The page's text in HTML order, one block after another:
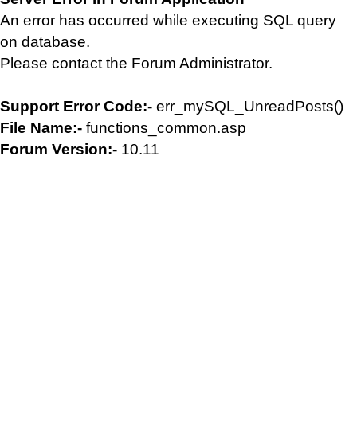
An error has occurred while executing SQL query
on database.
Please contact the Forum Administrator.
Support Error Code:- err_mySQL_UnreadPosts()
File Name:- functions_common.asp
Forum Version:- 10.11